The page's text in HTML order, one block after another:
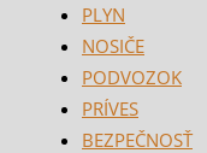
PLYN
NOSIČE
PODVOZOK
PRÍVES
BEZPEČNOSŤ